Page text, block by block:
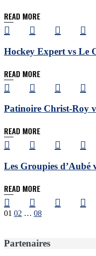
READ MORE
Hockey Expert vs Le
READ MORE
Patinoire Christ-Roy
READ MORE
Les Groupies d’Aubé
READ MORE
Pagination
publications
01 02 … 08
Partenaires